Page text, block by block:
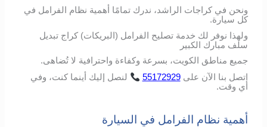
ونحن في كراجات الراشد، ندرك تمامًا أهمية نظام الفرامل في
كل سيارة.
ولهذا نوفر لك خدمة تصليح الفرامل (البريكات) كراج تبديل
سلف مبارك الكبير
جميع مناطق الكويت، بسرعة وكفاءة واحترافية لا تُضاهى.
اتصل بنا الآن على 55172929 لنصل إليك أينما كنت، وفي
أي وقت.
أهمية نظام الفرامل في السيارة